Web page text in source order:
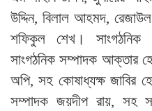
উদ্দিন, বিলাল আহমদ,
শফিকুল শেখ।
সাংগঠনিক সম্পাদক আক্তার
অপি, সহ কোষাধ্যক্ষ জাবির
সম্পাদক জয়দীপ রায়, সহ